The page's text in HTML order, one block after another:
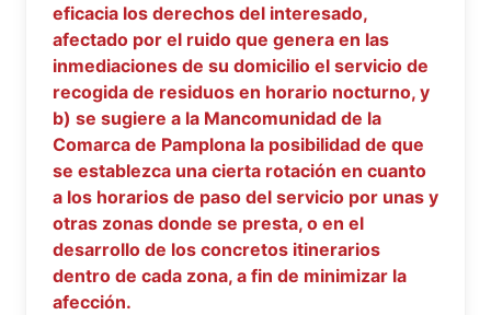
eficacia los derechos del interesado,
afectado por el ruido que genera en las
inmediaciones de su domicilio el servicio de
recogida de residuos en horario nocturno, y
b) se sugiere a la Mancomunidad de la
Comarca de Pamplona la posibilidad de que
se establezca una cierta rotación en cuanto
a los horarios de paso del servicio por unas y
otras zonas donde se presta, o en el
desarrollo de los concretos itinerarios
dentro de cada zona, a fin de minimizar la
afección.